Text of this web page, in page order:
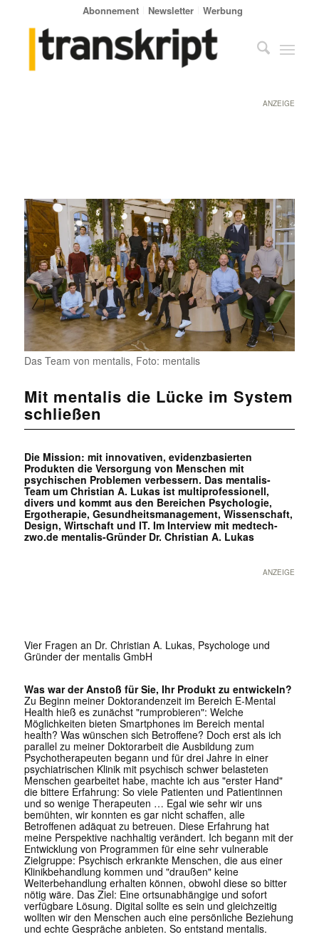
Abonnement Newsletter Werbung
ANZEIGE
Das Team von mentalis, Foto: mentalis
Mit mentalis die Lücke im System
schließen
Die Mission: mit innovativen, evidenzbasierten
Produkten die Versorgung von Menschen mit
psychischen Problemen verbessern. Das mentalis-
Team um Christian A. Lukas ist multiprofessionell,
divers und kommt aus den Bereichen Psychologie,
Ergotherapie, Gesundheitsmanagement, Wissenschaft,
Design, Wirtschaft und IT. Im Interview mit medtech-
zwo.de mentalis-Gründer Dr. Christian A. Lukas
ANZEIGE
Vier Fragen an Dr. Christian A. Lukas, Psychologe und
Gründer der mentalis GmbH
Was war der Anstoß für Sie, Ihr Produkt zu entwickeln?
Zu Beginn meiner Doktorandenzeit im Bereich E-Mental
Health hieß es zunächst "rumprobieren": Welche
Möglichkeiten bieten Smartphones im Bereich mental
health? Was wünschen sich Betroffene? Doch erst als ich
parallel zu meiner Doktorarbeit die Ausbildung zum
Psychotherapeuten begann und für drei Jahre in einer
psychiatrischen Klinik mit psychisch schwer belasteten
Menschen gearbeitet habe, machte ich aus "erster Hand"
die bittere Erfahrung: So viele Patienten und Patientinnen
und so wenige Therapeuten … Egal wie sehr wir uns
bemühten, wir konnten es gar nicht schaffen, alle
Betroffenen adäquat zu betreuen. Diese Erfahrung hat
meine Perspektive nachhaltig verändert. Ich begann mit der
Entwicklung von Programmen für eine sehr vulnerable
Zielgruppe: Psychisch erkrankte Menschen, die aus einer
Klinikbehandlung kommen und "draußen" keine
Weiterbehandlung erhalten können, obwohl diese so bitter
nötig wäre. Das Ziel: Eine ortsunabhängige und sofort
verfügbare Lösung. Digital sollte es sein und gleichzeitig
wollten wir den Menschen auch eine persönliche Beziehung
und echte Gespräche anbieten. So entstand mentalis.